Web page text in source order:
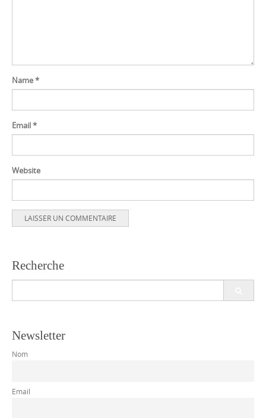
Name*
Email*
Website
Recherche
Newsletter
Nom
Email